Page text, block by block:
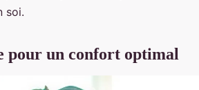
soi.
pour un confort optimal